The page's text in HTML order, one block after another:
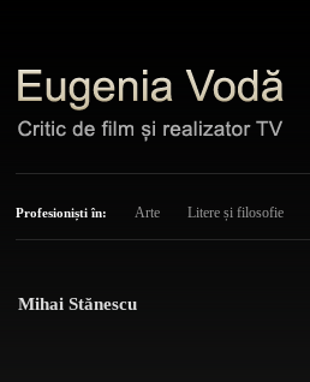
Profesioniști în: Arte Litere și filosofie
Mihai Stănescu